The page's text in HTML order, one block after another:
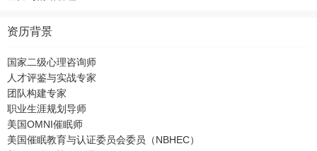
资历背景
国家二级心理咨询师
人才评鉴与实战专家
团队构建专家
职业生涯规划导师
美国OMNI催眠师
美国催眠教育与认证委员会委员（NBHEC）